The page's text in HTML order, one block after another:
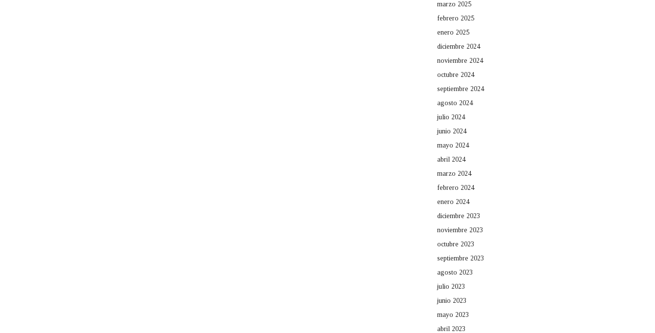
marzo 2025
febrero 2025
enero 2025
diciembre 2024
noviembre 2024
octubre 2024
septiembre 2024
agosto 2024
julio 2024
junio 2024
mayo 2024
abril 2024
marzo 2024
febrero 2024
enero 2024
diciembre 2023
noviembre 2023
octubre 2023
septiembre 2023
agosto 2023
julio 2023
junio 2023
mayo 2023
abril 2023